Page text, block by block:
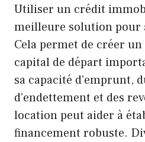
Utiliser un crédit
meilleure solution pour
Cela permet de créer
capital de départ
sa capacité d’emprunt,
d’endettement et des
location peut aider à
financement robuste.